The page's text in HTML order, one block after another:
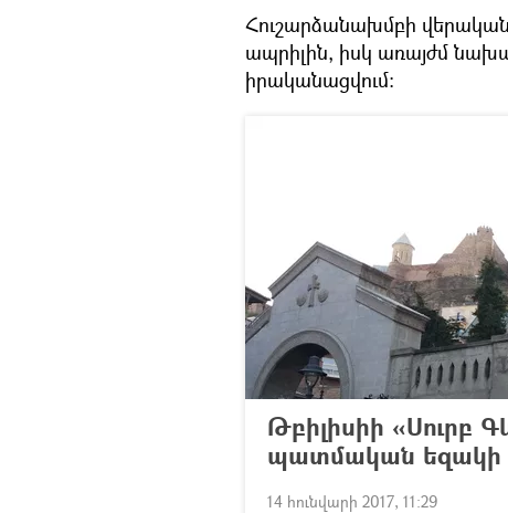
Հուշարձանախմբի
ապրիլին, իսկ առայժմ
իրականացվում:
Թբիլիսիի «Սուրբ
պատմական
14 հունվարի 2017, 11:29